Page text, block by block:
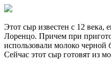
Этот сыр известен с 12 века,
Лоренцо. Причем при
использовали молоко черной
Сейчас этот сыр готовят из